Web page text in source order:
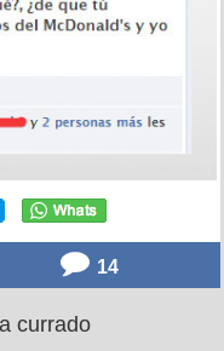
14
currado